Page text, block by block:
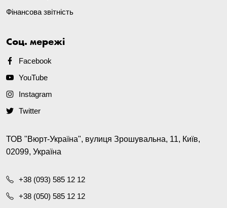
Фінансова звітність
Соц. мережі
Facebook
YouTube
Instagram
Twitter
ТОВ "Вюрт-Україна", вулиця Зрошувальна, 11, Київ,
02099, Україна
+38 (093) 585 12 12
+38 (050) 585 12 12